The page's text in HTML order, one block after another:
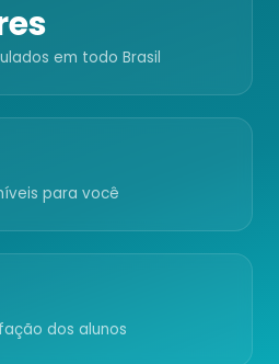
em todo Brasil
para você
dos alunos